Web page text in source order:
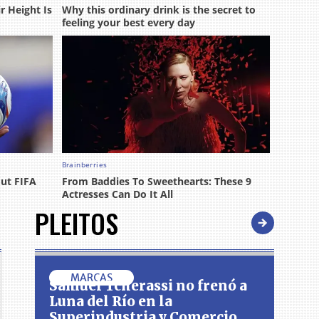
PLEITOS
MARCAS
Samuel Tcherassi no frenó a
Luna del Río en la